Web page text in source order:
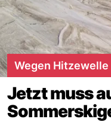
Wegen Hitzewelle
Jetzt muss